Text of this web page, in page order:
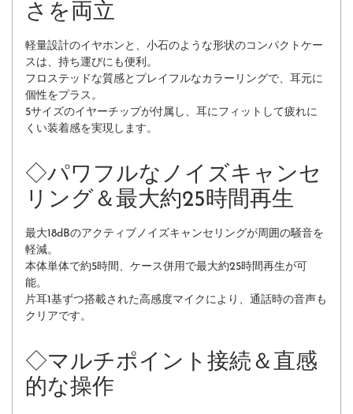
さを両立
軽量設計のイヤホンと、小石のような形状のコンパクトケー
スは、持ち運びにも便利。
フロステッドな質感とプレイフルなカラーリングで、耳元に
個性をプラス。
5サイズのイヤーチップが付属し、耳にフィットして疲れに
くい装着感を実現します。
◇パワフルなノイズキャンセ
リング＆最大約25時間再生
最大18dBのアクティブノイズキャンセリングが周囲の騒音を
軽減。
本体単体で約5時間、ケース併用で最大約25時間再生が可
能。
片耳1基ずつ搭載された高感度マイクにより、通話時の音声も
クリアです。
◇マルチポイント接続＆直感
的な操作